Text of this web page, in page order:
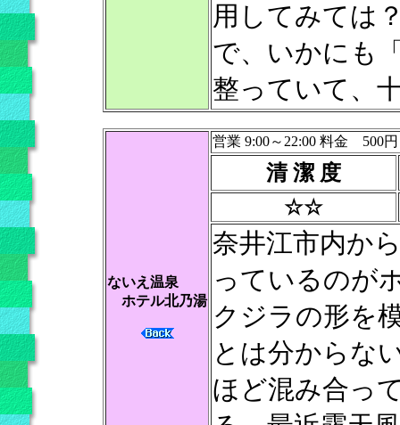
用してみては
で、いかにも
整っていて、
ないえ温泉
ホテル北乃湯
営業 9:00～22:00 料金 500円
清 潔 度
☆☆
奈井江市内か
っているのが
クジラの形を
とは分からな
ほど混み合っ